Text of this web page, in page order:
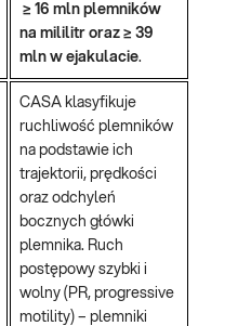
≥ 16 mln plemników
na mililitr oraz ≥ 39
mln w ejakulacie.
CASA klasyfikuje
ruchliwość plemników
na podstawie ich
trajektorii, prędkości
oraz odchyleń
bocznych główki
plemnika. Ruch
postępowy szybki i
wolny (PR, progressive
motility) – plemniki